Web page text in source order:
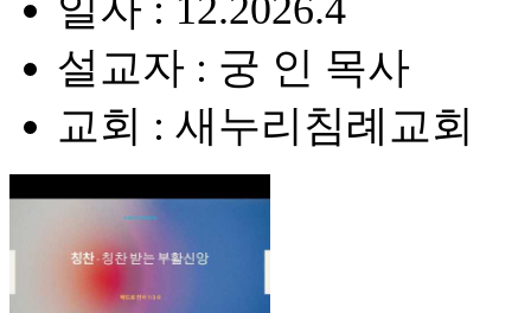
일자 : 12.2026.4
설교자 : 궁 인 목사
교회 : 새누리침례교회